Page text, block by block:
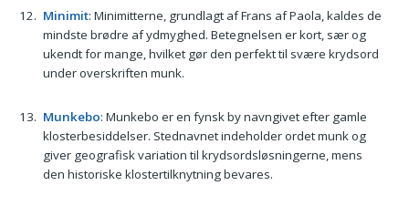
Minimit: Minimitterne, grundlagt af Frans af Paola, kaldes de
mindste brødre af ydmyghed. Betegnelsen er kort, sær og
ukendt for mange, hvilket gør den perfekt til svære krydsord
under overskriften munk.
Munkebo: Munkebo er en fynsk by navngivet efter gamle
klosterbesiddelser. Stednavnet indeholder ordet munk og
giver geografisk variation til krydsordsløsningerne, mens
den historiske kloster­tilknytning bevares.